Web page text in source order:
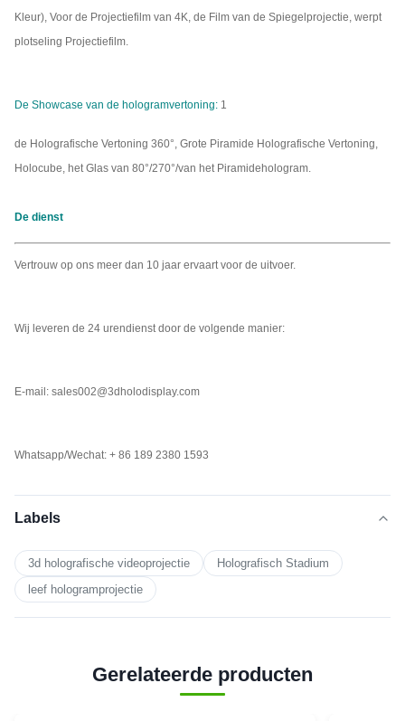
Kleur), Voor de Projectiefilm van 4K, de Film van de Spiegelprojectie, werpt
plotseling Projectiefilm.
De Showcase van de hologramvertoning: 1
de Holografische Vertoning 360°, Grote Piramide Holografische Vertoning,
Holocube, het Glas van 80°/270°/van het Piramidehologram.
De dienst
Vertrouw op ons meer dan 10 jaar ervaart voor de uitvoer.
Wij leveren de 24 urendienst door de volgende manier:
E-mail: sales002@3dholodisplay.com
Whatsapp/Wechat: + 86 189 2380 1593
Labels
3d holografische videoprojectie
Holografisch Stadium
leef hologramprojectie
Gerelateerde producten